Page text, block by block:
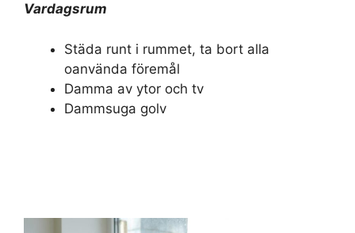
Vardagsrum
Städa runt i rummet, ta bort alla
oanvända föremål
Damma av ytor och tv
Dammsuga golv